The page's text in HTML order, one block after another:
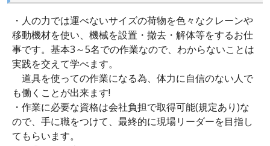
・人の力では運べないサイズの荷物を色々なクレーンや
移動機材を使い、機械を設置・撤去・解体等をするお仕
事です。基本3～5名での作業なので、わからないことは
実践を交えて学べます。
道具を使っての作業になる為、体力に自信のない人で
も働くことが出来ます!
・作業に必要な資格は会社負担で取得可能(規定あり)な
ので、手に職をつけて、最終的に現場リーダーを目指し
てもらいます。